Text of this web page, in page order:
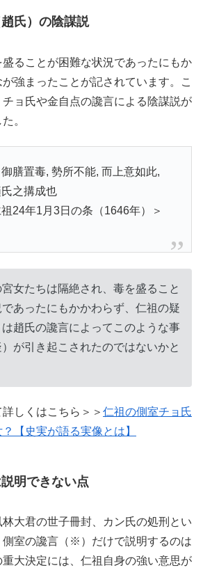
氏）の陰謀説
ることが困難な状況であったにもか
強まったことが記されています。こ
ョ氏や金自点の讒言による陰謀説が
。
膳置毒, 勢所不能, 而上意如此,
之搆成也
24年1月3日の条（1646年）＞
女たちは隔絶され、毒を盛ること
あったにもかかわらず、仁祖の疑
趙氏の讒言によってこのような事
が引き起こされたのではないかと
しくはこちら＞＞ 仁祖の側室チョ氏
【史実が語る実像とは】
明できない点
大君の世子冊封、カン氏の処刑とい
側室の讒言（※）だけで説明するのは
大決定には、仁祖自身の強い意思が